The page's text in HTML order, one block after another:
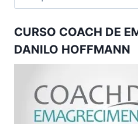
por:
CURSO COACH DE
DANILO HOFFMANN